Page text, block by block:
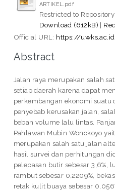
ARTIKEL.pdf
Restricted to
Download (612kB) |
Official URL: https://uwks.ac.id
Abstract
Jalan raya merupakan salah
setiap daerah karena dapat
perkembangan ekonomi suatu
penyebab kerusakan jalan,
beban volume lalu lintas.
Pahlawan Mubin Wonokoyo
merupakan salah satu jalan
hasil survei dan perhitungan
pelepasan butir sebesar 3,6%,
rambut sebesar 0,2209%,
retak kulit buaya sebesar